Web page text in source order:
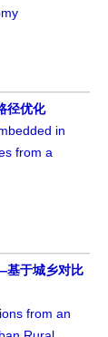
径优化
in
from a
基于城乡对比
from an